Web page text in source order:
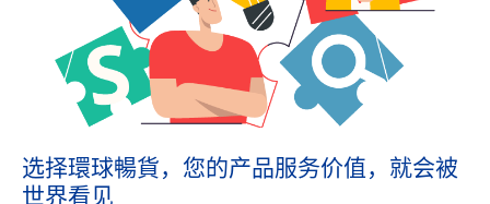
选择環球暢貨，您的产品服务价值，就会被
世界看见